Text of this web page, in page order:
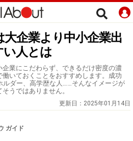
企業より中小企業出
い人とは
業にこだわらず、できるだけ密度の濃
いておくことをおすすめします。成功
ルダー、高学歴な人……そんなイメージが
うではありません。
更新日： 2025年01月14日
ガイド